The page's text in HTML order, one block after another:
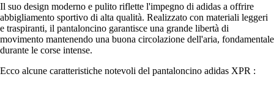
Il suo design moderno e pulito riflette l'impegno di adidas a offrire
abbigliamento sportivo di alta qualità. Realizzato con materiali leggeri
e traspiranti, il pantaloncino garantisce una grande libertà di
movimento mantenendo una buona circolazione dell'aria, fondamentale
durante le corse intense.
Ecco alcune caratteristiche notevoli del pantaloncino adidas XPR :